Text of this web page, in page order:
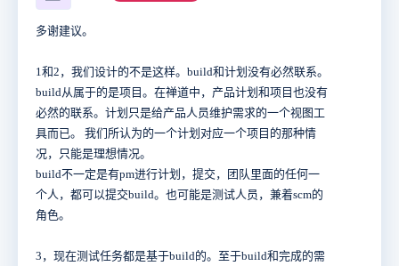
多谢建议。
1和2，我们设计的不是这样。build和计划没有必然联系。
build从属于的是项目。在禅道中，产品计划和项目也没有
必然的联系。计划只是给产品人员维护需求的一个视图工
具而已。 我们所认为的一个计划对应一个项目的那种情
况，只能是理想情况。
build不一定是有pm进行计划，提交，团队里面的任何一
个人，都可以提交build。也可能是测试人员，兼着scm的
角色。
3，现在测试任务都是基于build的。至于build和完成的需